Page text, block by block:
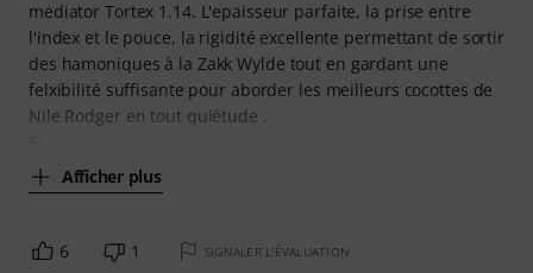
mediator Tortex 1.14. L'epaisseur parfaite, la prise entre
l'index et le pouce, la rigidité excellente permettant de sortir
des hamoniques à la Zakk Wylde tout en gardant une
felxibilité suffisante pour aborder les meilleurs cocottes de
Nile Rodger en tout quiétude .
Afficher plus
6 1 SIGNALER L'ÉVALUATION